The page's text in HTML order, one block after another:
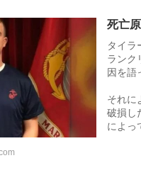
死亡
タイラ
ランク
因を語
それに
破損し
によっ